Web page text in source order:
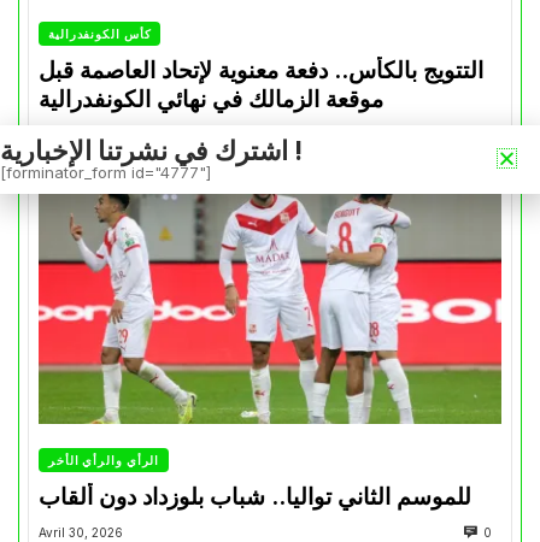
كأس الكونفدرالية
التتويج بالكأس.. دفعة معنوية لإتحاد العاصمة قبل
موقعة الزمالك في نهائي الكونفدرالية
الرأي والرأي الأخر
للموسم الثاني تواليا.. شباب بلوزداد دون ألقاب
Avril 30, 2026 0
اشترك في نشرتنا الإخبارية !
[forminator_form id="4777"]